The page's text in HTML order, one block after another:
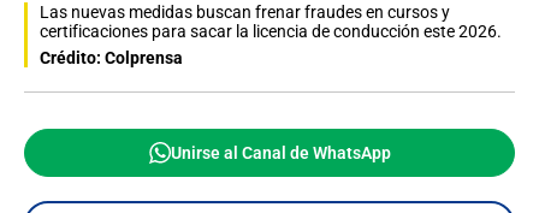
Las nuevas medidas buscan frenar fraudes en cursos y
certificaciones para sacar la licencia de conducción este 2026.
Crédito: Colprensa
Unirse al Canal de WhatsApp